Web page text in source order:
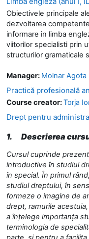
Obiectivele principale
dezvoltarea
informare in limba
viitorilor specialisti prin
structurilor gramaticale
Manager: Molnar Agota
Practică profesională
Course creator:Torja
Drept pentru
1. Descrierea
Cursul cuprinde
introductive în studiul
în special. În primul
studiul dreptului, în
formeze o imagine de
drept, ramurile
a înțelege importanța
terminologia de